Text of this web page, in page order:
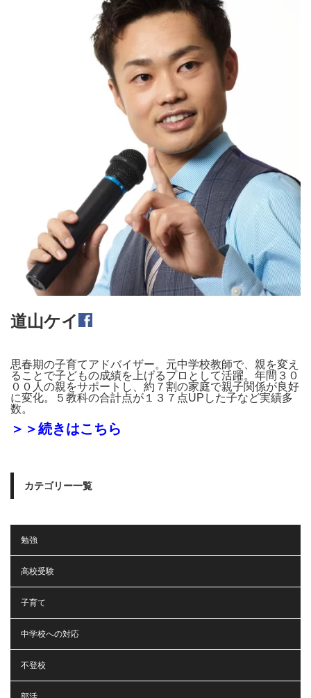
道山ケイ
思春期の子育てアドバイザー。元中学校教師で、親を変え
ることで子どもの成績を上げるプロとして活躍。年間３０
００人の親をサポートし、約７割の家庭で親子関係が良好
に変化。５教科の合計点が１３７点UPした子など実績多
数。
＞＞続きはこちら
カテゴリー一覧
勉強
高校受験
子育て
中学校への対応
不登校